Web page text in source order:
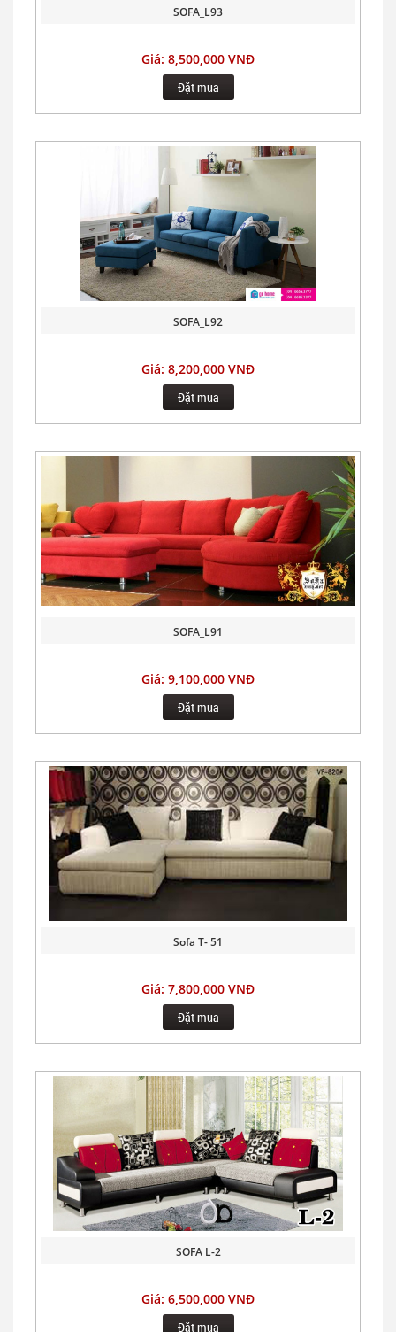
SOFA_L93
Giá: 8,500,000 VNĐ
Đặt mua
SOFA_L92
Giá: 8,200,000 VNĐ
Đặt mua
SOFA_L91
Giá: 9,100,000 VNĐ
Đặt mua
Sofa T- 51
Giá: 7,800,000 VNĐ
Đặt mua
SOFA L-2
Giá: 6,500,000 VNĐ
Đặt mua